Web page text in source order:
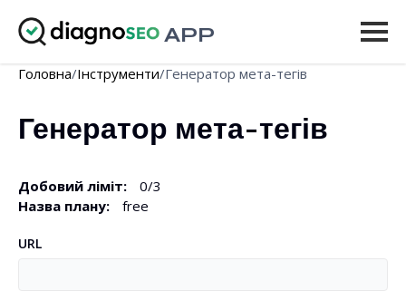
APP
Інструменти
Ціни
Увійти
Головна/Інструменти/Генератор мета-тегів
Генератор мета-тегів
Добовий ліміт: 0/3
Назва плану: free
URL